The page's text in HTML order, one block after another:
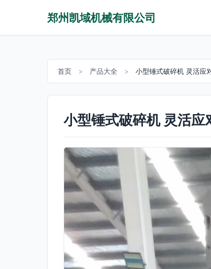
郑州凯域机械有限公司
首页 > 产品大全 > 小型锤式破碎机 灵活应
小型锤式破碎机 灵活